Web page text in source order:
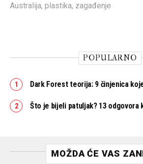
Australija, plastika, zagađenje
POPULARNO
Dark Forest teorija: 9 činjenica
Što je bijeli patuljak? 13 odgovora
MOŽDA ĆE VAS